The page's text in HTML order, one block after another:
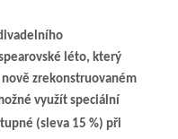
léto, který
zrekonstruovaném
využít speciální
(sleva 15 %) při